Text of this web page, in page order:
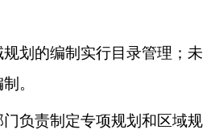
的编制实行目录管理；未
。
负责制定专项规划和区域规